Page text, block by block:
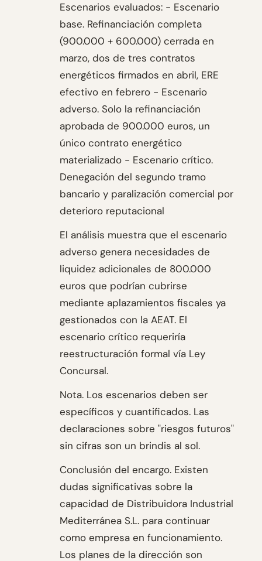
Escenarios evaluados: - Escenario
base. Refinanciación completa
(900.000 + 600.000) cerrada en
marzo, dos de tres contratos
energéticos firmados en abril, ERE
efectivo en febrero - Escenario
adverso. Solo la refinanciación
aprobada de 900.000 euros, un
único contrato energético
materializado - Escenario crítico.
Denegación del segundo tramo
bancario y paralización comercial por
deterioro reputacional
El análisis muestra que el escenario
adverso genera necesidades de
liquidez adicionales de 800.000
euros que podrían cubrirse
mediante aplazamientos fiscales ya
gestionados con la AEAT. El
escenario crítico requeriría
reestructuración formal vía Ley
Concursal.
Nota. Los escenarios deben ser
específicos y cuantificados. Las
declaraciones sobre "riesgos futuros"
sin cifras son un brindis al sol.
Conclusión del encargo. Existen
dudas significativas sobre la
capacidad de Distribuidora Industrial
Mediterránea S.L. para continuar
como empresa en funcionamiento.
Los planes de la dirección son